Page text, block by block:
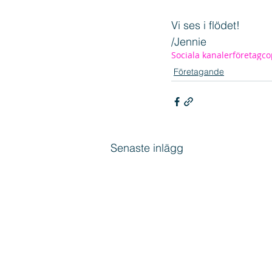
Vi ses i flödet!
/Jennie
Sociala kanalerföretag
Företagande
Senaste inlägg